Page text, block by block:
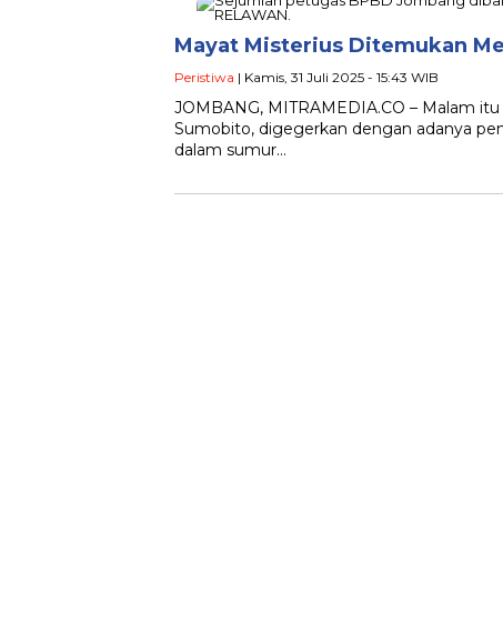
Mayat Misterius Ditemukan
Peristiwa | Kamis, 31 Juli 2025 - 15:43 WIB
JOMBANG, MITRAMEDIA.CO – Malam
Sumobito, digegerkan dengan adanya
dalam sumur…